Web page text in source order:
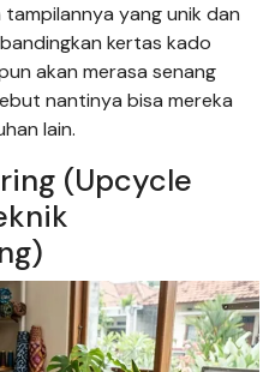
yang unik dan
kertas kado
akan merasa senang
nantinya bisa mereka
lain.
(Upcycle